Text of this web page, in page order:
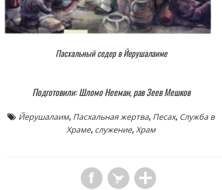
Пасхальный седер в Йерушалаиме
Подготовили: Шломо Нееман, рав Зеев Мешков
Йерушалаим, Пасхальная жертва, Песах, Служба в
Храме, служение,Храм